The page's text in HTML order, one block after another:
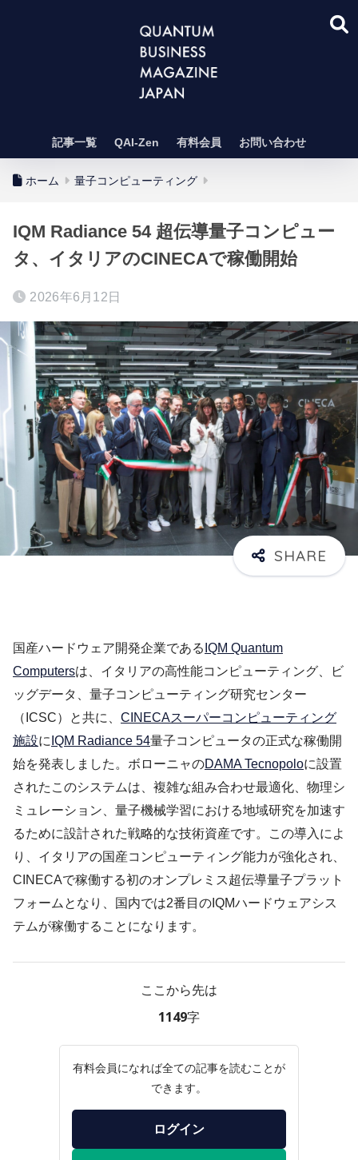
記事一覧 QAI-Zen 有料会員 お問い合わせ
ホーム 量子コンピューティング
IQM Radiance 54 超伝導量子コンピュー
タ、イタリアのCINECAで稼働開始
2026年6月12日
国産ハードウェア開発企業である IQM Quantum
Computersは、イタリアの高性能コンピューティング、ビ
ッグデータ、量子コンピューティング研究センター
（ICSC）と共に、 CINECAスーパーコンピューティング
施設に IQM Radiance 54量子コンピュータの正式な稼働開
始を発表しました。ボローニャのDAMA Tecnopoloに設置
されたこのシステムは、複雑な組み合わせ最適化、物理シ
ミュレーション、量子機械学習における地域研究を加速す
るために設計された戦略的な技術資産です。この導入によ
り、イタリアの国産コンピューティング能力が強化され、
CINECAで稼働する初のオンプレミス超伝導量子プラット
フォームとなり、国内では2番目のIQMハードウェアシス
テムが稼働することになります。
ここから先は
1149字
有料会員になれば全ての記事を読むことが
できます。
ログイン